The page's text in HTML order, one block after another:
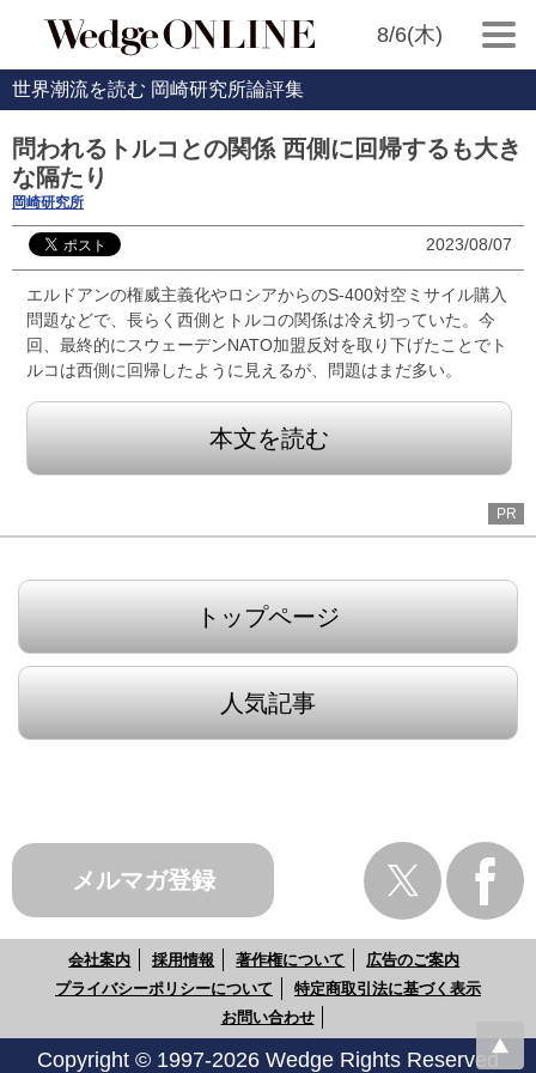
8/6(木)
世界潮流を読む 岡崎研究所論評集
問われるトルコとの関係 西側に回帰するも大き
な隔たり
岡崎研究所
2023/08/07
エルドアンの権威主義化やロシアからのS-400対空ミサイル購入
問題などで、長らく西側とトルコの関係は冷え切っていた。今
回、最終的にスウェーデンNATO加盟反対を取り下げたことでト
ルコは西側に回帰したように見えるが、問題はまだ多い。
本文を読む
PR
トップページ
人気記事
メルマガ登録
会社案内 採用情報 著作権について
広告のご案内
プライバシーポリシーについて
特定商取引法に基づく表示
お問い合わせ
Copyright © 1997-2026 Wedge Rights Reserved